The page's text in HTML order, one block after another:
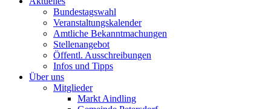
Bundestagswahl
Veranstaltungskalender
Amtliche Bekanntmachungen
Stellenangebot
Öffentl. Ausschreibungen
Infos und Tipps
Über uns
Mitglieder
Markt Aindling